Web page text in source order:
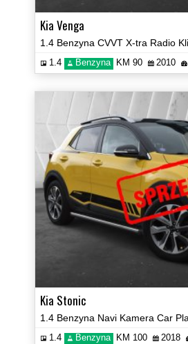
Kia Venga
1.4 Benzyna KM 90 2010
Kia Stonic
1.4 Benzyna KM 100 2018